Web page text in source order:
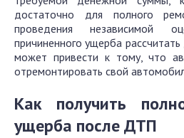
достаточно для полного
проведения независимой
причиненного ущерба
может привести к тому, что
отремонтировать свой
Как получить
ущерба после ДТП